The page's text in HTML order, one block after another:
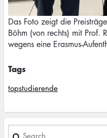
Das Foto zeigt die
Böhm (von rechts) mit Prof.
wegens eine Erasmus-
Tags
topstudierende
Search